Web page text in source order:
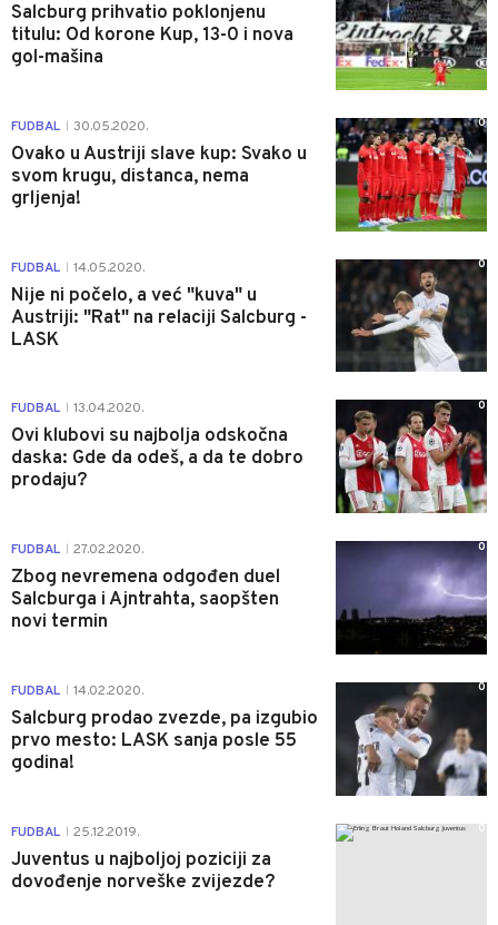
Salcburg prihvatio poklonjenu
titulu: Od korone Kup, 13-0 i nova
gol-mašina
FUDBAL 30.05.2020.
Ovako u Austriji slave kup: Svako u
svom krugu, distanca, nema
grljenja!
0
FUDBAL 14.05.2020.
Nije ni počelo, a već "kuva" u
Austriji: "Rat" na relaciji Salcburg -
LASK
0
FUDBAL 13.04.2020.
Ovi klubovi su najbolja odskočna
daska: Gde da odeš, a da te dobro
prodaju?
0
FUDBAL 27.02.2020.
Zbog nevremena odgođen duel
Salcburga i Ajntrahta, saopšten
novi termin
0
FUDBAL 14.02.2020.
Salcburg prodao zvezde, pa izgubio
prvo mesto: LASK sanja posle 55
godina!
0
FUDBAL 25.12.2019.
Juventus u najboljoj poziciji za
dovođenje norveške zvijezde?
0